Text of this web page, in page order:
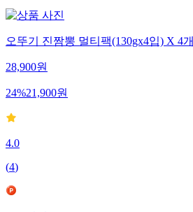
오뚜기 진짬뽕 멀티팩(130gx4입) X 4
28,900원
24%21,900원
4.0
(4)